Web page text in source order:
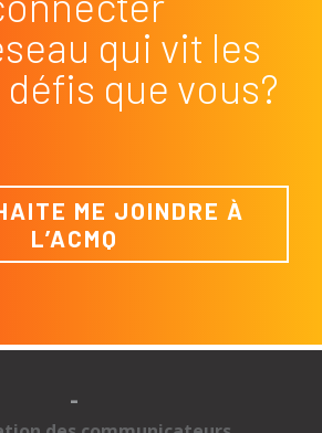
qui vit les
que vous?
ME JOINDRE À
L’ACMQ
-